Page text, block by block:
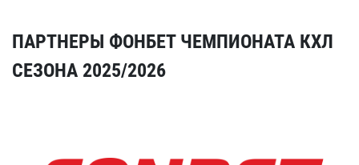
ПАРТНЕРЫ ФОНБЕТ ЧЕМПИОНАТА КХЛ
СЕЗОНА 2025/2026